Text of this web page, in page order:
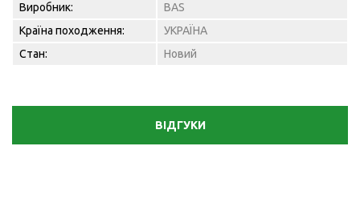
Виробник:
BAS
Країна походження:
УКРАЇНА
Стан:
Новий
ВІДГУКИ